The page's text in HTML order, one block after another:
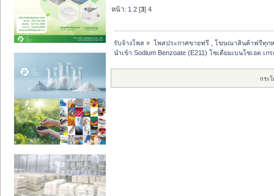
หน้า: 1 2 [3]4
รับจ้างโพส » โพสประกาศขายฟรี , โฆษณาสินค้าฟรีทุก
นำเข้า Sodium Benzoate (E211) โซเดียมเบนโซเอต เก
กระ